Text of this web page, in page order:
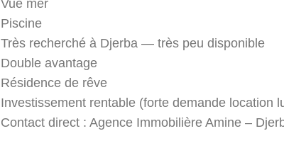
Vue mer
Piscine
Très recherché à Djerba — très peu disponible
Double avantage
Résidence de rêve
Investissement rentable (forte demande location
Contact direct : Agence Immobilière Amine –